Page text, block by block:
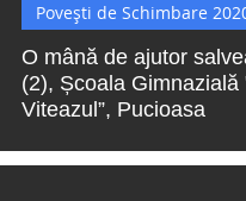
O mână de ajutor
(2), Școala Gimnazială
Viteazul”, Pucioasa
Povești de Schimbare